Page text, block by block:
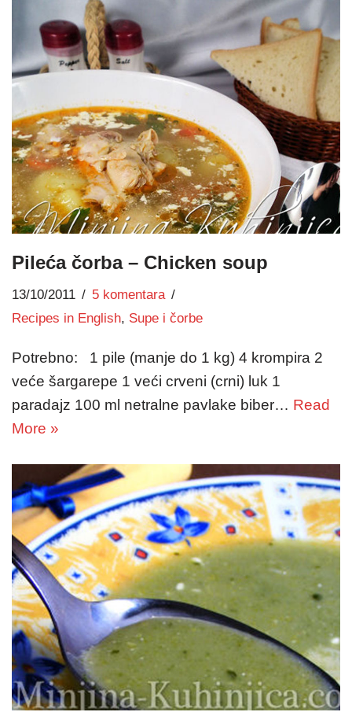
Pileća čorba – Chicken soup
13/10/2011
5 komentara
Recipes in English, Supe i čorbe
Potrebno: 1 pile (manje do 1 kg) 4 krompira 2
veće šargarepe 1 veći crveni (crni) luk 1
paradajz 100 ml netralne pavlake biber… Read
More »